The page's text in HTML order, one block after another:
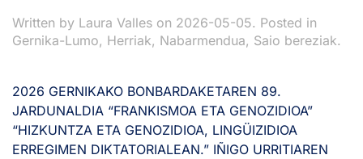
Written by Laura Valles on 2026-05-05. Posted in
Gernika-Lumo, Herriak, Nabarmendua, Saio bereziak.
2026 GERNIKAKO BONBARDAKETAREN 89.
JARDUNALDIA “FRANKISMOA ETA GENOZIDIOA”
“HIZKUNTZA ETA GENOZIDIOA, LINGÜIZIDIOA
ERREGIMEN DIKTATORIALEAN.” IÑIGO URRITIAREN